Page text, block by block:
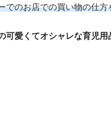
でのお店での買い物の仕
可愛くてオシャレな育児